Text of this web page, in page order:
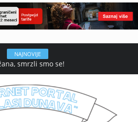
NAJNOVIJE
smrzli smo se!